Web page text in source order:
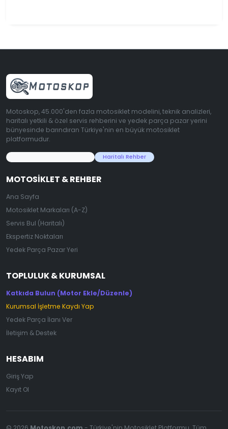
Motoskop, 45.000'den fazla motosiklet modelini, teknik analizleri,
haritalı yetkili & özel servis rehberini ve yedek parça pazar yerini
bünyesinde barındıran Türkiye'nin en büyük motosiklet
platformudur.
Haritalı Rehber
MOTOSIKLET & REHBER
Ana Sayfa
Motosiklet Markaları (A-Z)
Servis Bul (Haritalı)
Ekspertiz Noktaları
Yedek Parça Pazar Yeri
TOPLULUK & KURUMSAL
Katkıda Bulun (Motor Ekle/Düzenle)
Kurumsal İşletme Kaydı Yap
Yedek Parça İlanı Ver
İletişim & Destek
HESABIM
Giriş Yap
Kayıt Ol